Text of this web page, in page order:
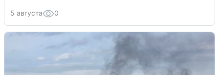
5 августа 0